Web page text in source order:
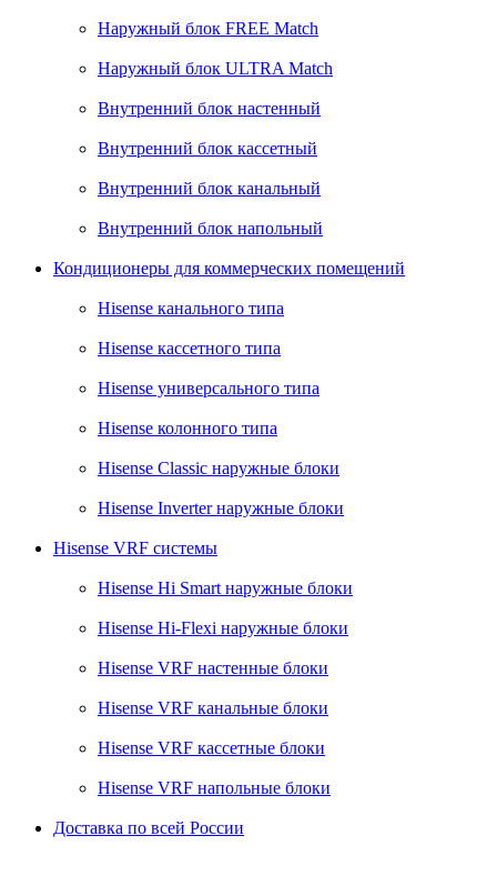
Наружный блок FREE Match
Наружный блок ULTRA Match
Внутренний блок настенный
Внутренний блок кассетный
Внутренний блок канальный
Внутренний блок напольный
Кондиционеры для коммерческих помещений
Hisense канального типа
Hisense кассетного типа
Hisense универсального типа
Hisense колонного типа
Hisense Classic наружные блоки
Hisense Inverter наружные блоки
Hisense VRF системы
Hisense Hi Smart наружные блоки
Hisense Hi-Flexi наружные блоки
Hisense VRF настенные блоки
Hisense VRF канальные блоки
Hisense VRF кассетные блоки
Hisense VRF напольные блоки
Доставка по всей России